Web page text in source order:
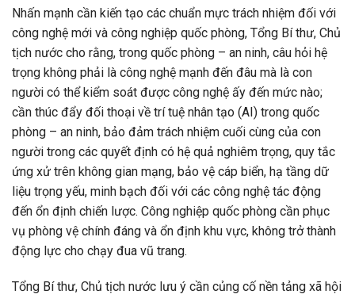
Nhấn mạnh cần kiến tạo các chuẩn mực trách nhiệm đối với
công nghệ mới và công nghiệp quốc phòng, Tổng Bí thư, Chủ
tịch nước cho rằng, trong quốc phòng – an ninh, câu hỏi hệ
trọng không phải là công nghệ mạnh đến đâu mà là con
người có thể kiểm soát được công nghệ ấy đến mức nào;
cần thúc đẩy đối thoại về trí tuệ nhân tạo (AI) trong quốc
phòng – an ninh, bảo đảm trách nhiệm cuối cùng của con
người trong các quyết định có hệ quả nghiêm trọng, quy tắc
ứng xử trên không gian mạng, bảo vệ cáp biển, hạ tầng dữ
liệu trọng yếu, minh bạch đối với các công nghệ tác động
đến ổn định chiến lược. Công nghiệp quốc phòng cần phục
vụ phòng vệ chính đáng và ổn định khu vực, không trở thành
động lực cho chạy đua vũ trang.
Tổng Bí thư, Chủ tịch nước lưu ý cần củng cố nền tảng xã hội